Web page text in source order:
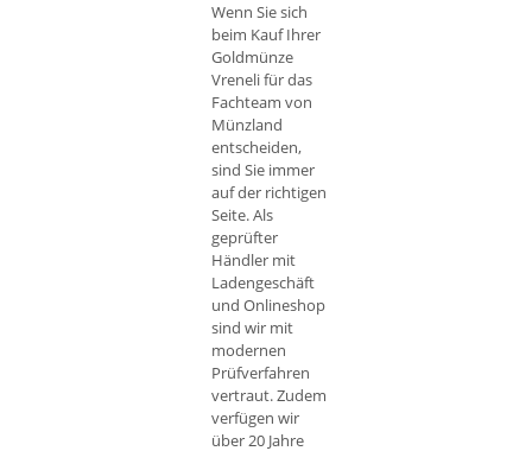
Wenn Sie sich
beim Kauf Ihrer
Goldmünze
Vreneli für das
Fachteam von
Münzland
entscheiden,
sind Sie immer
auf der richtigen
Seite. Als
geprüfter
Händler mit
Ladengeschäft
und Onlineshop
sind wir mit
modernen
Prüfverfahren
vertraut. Zudem
verfügen wir
über 20 Jahre